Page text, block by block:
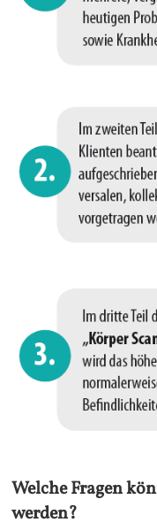
Welche Fragen
werden?